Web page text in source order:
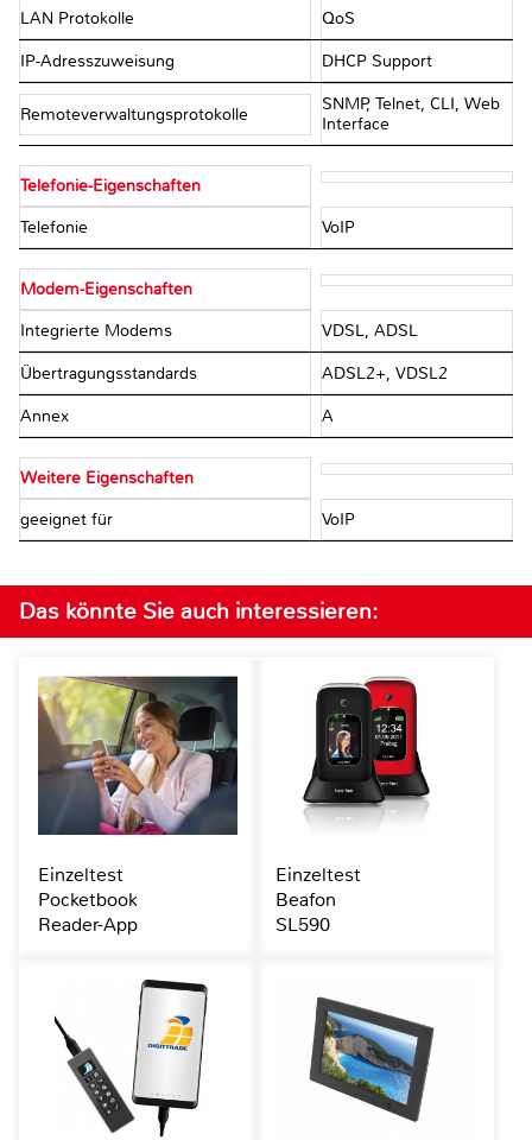
LAN Protokolle QoS
IP-Adresszuweisung DHCP Support
Remoteverwaltungsprotokolle
SNMP, Telnet, CLI, Web
Interface
Telefonie-Eigenschaften
Telefonie VoIP
Modem-Eigenschaften
Integrierte Modems VDSL, ADSL
Übertragungsstandards ADSL2+, VDSL2
Annex A
Weitere Eigenschaften
geeignet für VoIP
Das könnte Sie auch interessieren:
Einzeltest
Pocketbook
Reader-App
Einzeltest
Beafon
SL590